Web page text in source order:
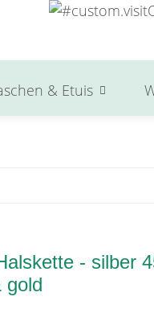
& Etuis
- silber
gold